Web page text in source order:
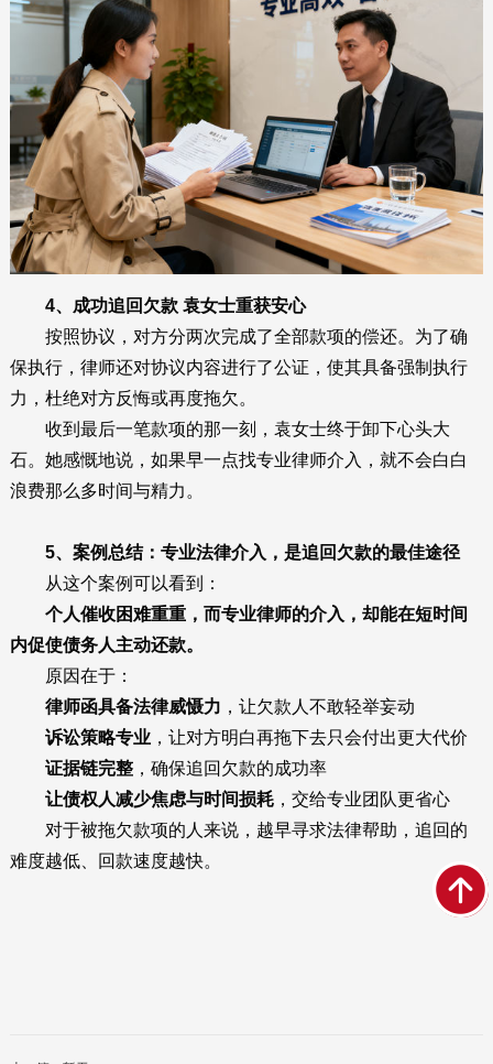
4、成功追回欠款 袁女士重获安心
按照协议，对方分两次完成了全部款项的偿还。为了确
保执行，律师还对协议内容进行了公证，使其具备强制执行
力，杜绝对方反悔或再度拖欠。
收到最后一笔款项的那一刻，袁女士终于卸下心头大
石。她感慨地说，如果早一点找专业律师介入，就不会白白
浪费那么多时间与精力。
5、案例总结：专业法律介入，是追回欠款的最佳途径
从这个案例可以看到：
个人催收困难重重，而专业律师的介入，却能在短时间
内促使债务人主动还款。
原因在于：
律师函具备法律威慑力 ，让欠款人不敢轻举妄动
诉讼策略专业，让对方明白再拖下去只会付出更大代价
证据链完整，确保追回欠款的成功率
让债权人减少焦虑与时间损耗，交给专业团队更省心
对于被拖欠款项的人来说，越早寻求法律帮助，追回的
难度越低、回款速度越快。